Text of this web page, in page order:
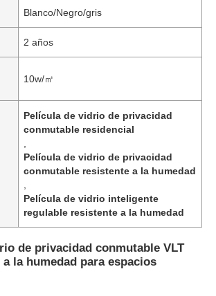
Blanco/Negro/gris
2 años
10w/㎡
Película de vidrio de privacidad
conmutable residencial
Película de vidrio de privacidad
conmutable resistente a la humedad
Película de vidrio inteligente
regulable resistente a la humedad
de privacidad conmutable VLT
la humedad para espacios